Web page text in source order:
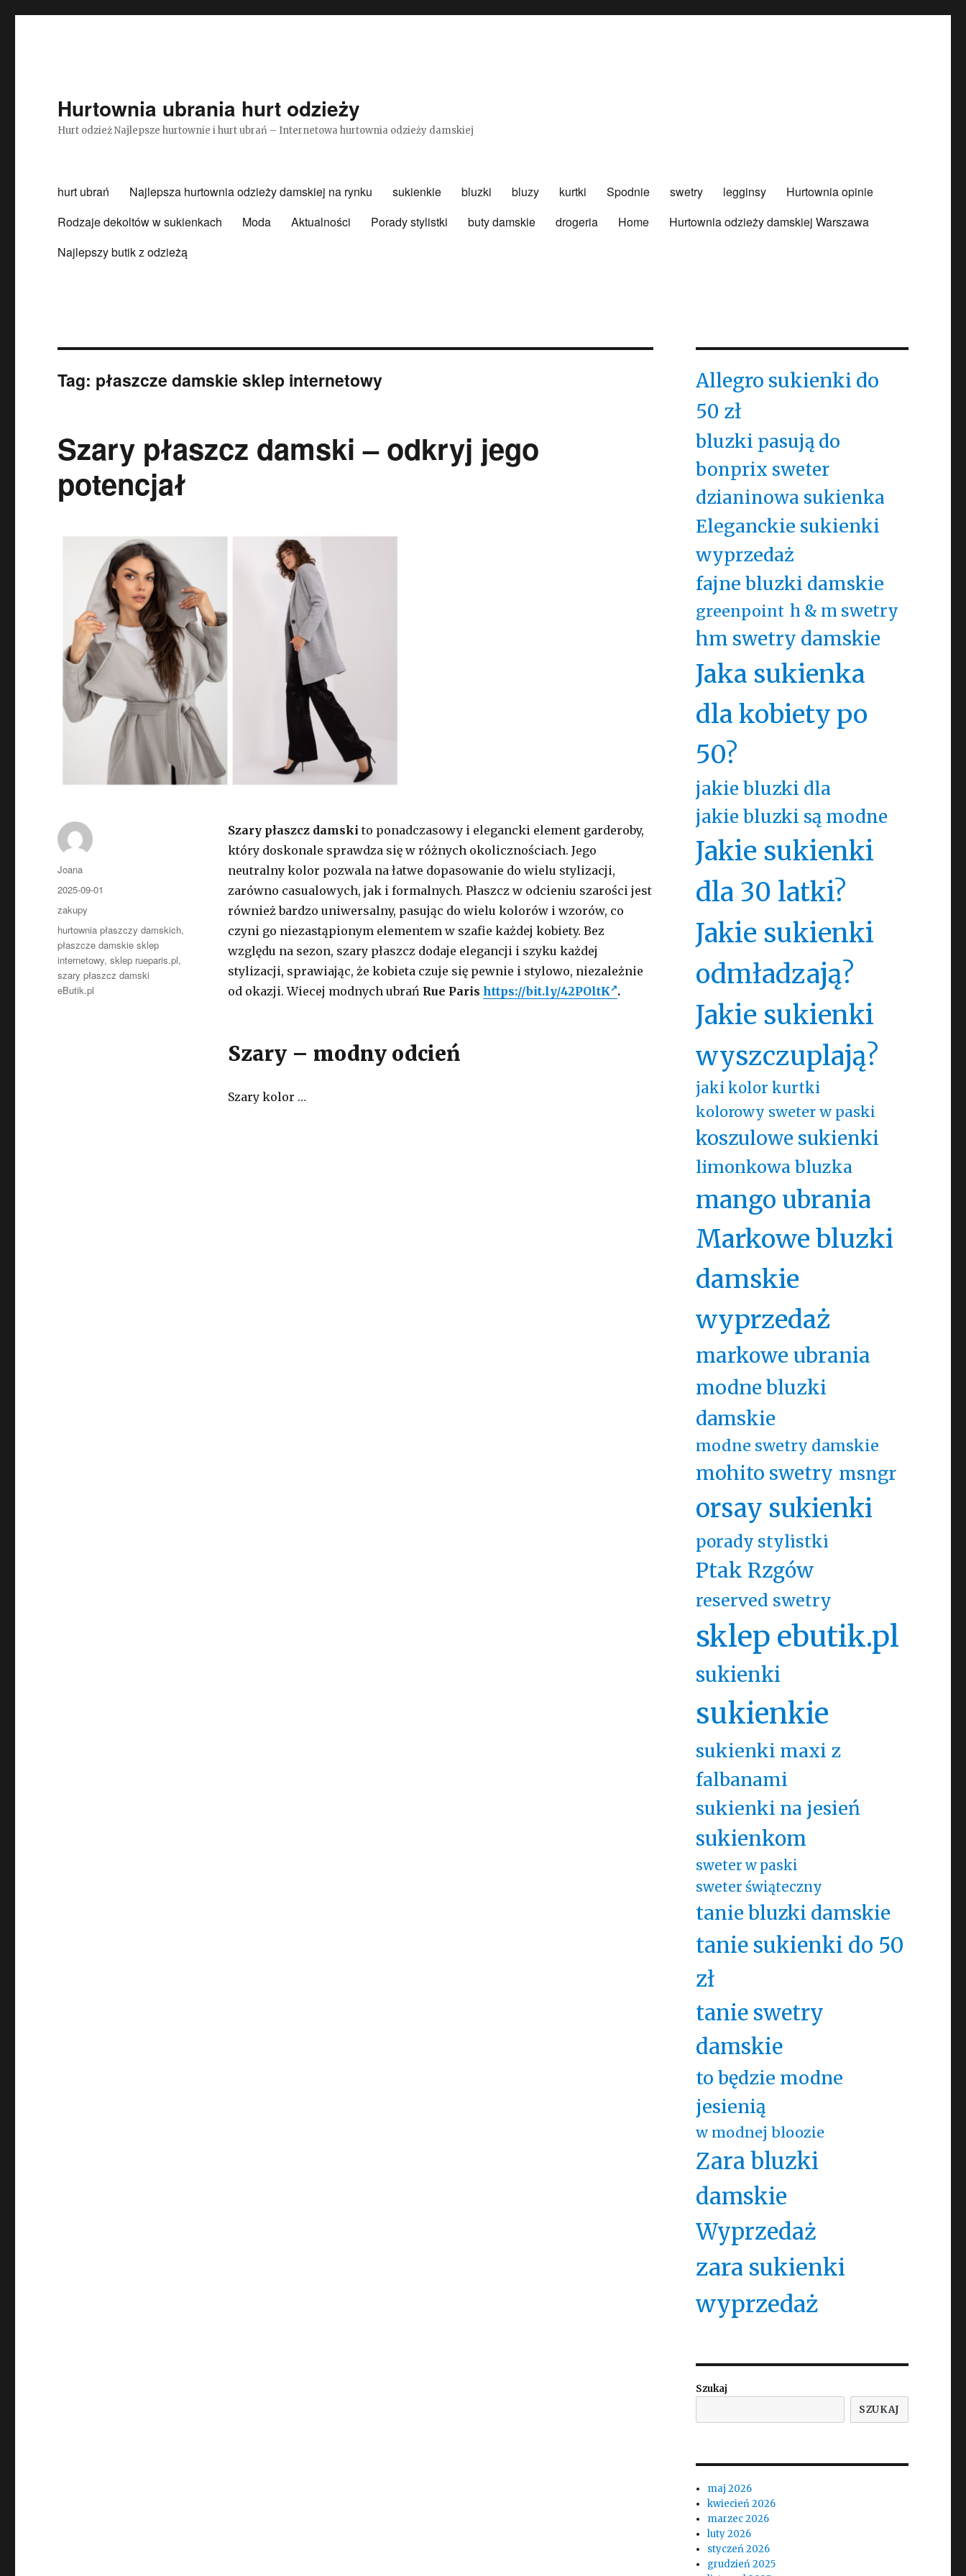
Hurtownia ubrania hurt odzieży
Hurt odzież Najlepsze hurtownie i hurt ubrań – Internetowa hurtownia odzieży damskiej
hurt ubrań Najlepsza hurtownia odzieży damskiej na rynku sukienkie bluzki bluzy kurtki Spodnie swetry legginsy
Hurtownia opinie
Rodzaje dekoltów w sukienkach
Moda Aktualności Porady stylistki buty damskie drogeria Home
Hurtownia odzieży damskiej Warszawa
Najlepszy butik z odzieżą
Tag: płaszcze damskie sklep internetowy
Szary płaszcz damski – odkryj jego
potencjał
Szary płaszcz damski to ponadczasowy i elegancki element garderoby,
który doskonale sprawdza się w różnych okolicznościach. Jego
neutralny kolor pozwala na łatwe dopasowanie do wielu stylizacji,
zarówno casualowych, jak i formalnych. Płaszcz w odcieniu szarości jest
również bardzo uniwersalny, pasując do wielu kolorów i wzorów, co
czyni go niezastąpionym elementem w szafie każdej kobiety. Bez
względu na sezon, szary płaszcz dodaje elegancji i szyku każdej
stylizacji, sprawiając, że kobieta czuje się pewnie i stylowo, niezależnie
od okazji. Wiecej modnych ubrańRue Paris https://bit.ly/42POltK .
Szary – modny odcień
Szary kolor …
Autor
Joana
Opublikowano
2025-09-01
Kategorie
zakupy
Tagi
hurtownia płaszczy damskich,
płaszcze damskie sklep
internetowy,sklep rueparis.pl,
szary płaszcz damski
eButik.pl
Allegro sukienki do
50 zł
bluzki pasują do
bonprix sweter
dzianinowa sukienka
Eleganckie sukienki
wyprzedaż
fajne bluzki damskie
greenpoint h & m swetry
hm swetry damskie
Jaka sukienka
dla kobiety po
50?
jakie bluzki dla
jakie bluzki są modne
Jakie sukienki
dla 30 latki?
Jakie sukienki
odmładzają?
Jakie sukienki
wyszczuplają?
jaki kolor kurtki
kolorowy sweter w paski
koszulowe sukienki
limonkowa bluzka
mango ubrania
Markowe bluzki
damskie
wyprzedaż
markowe ubrania
modne bluzki
damskie
modne swetry damskie
mohito swetry msngr
orsay sukienki
porady stylistki
Ptak Rzgów
reserved swetry
sklep ebutik.pl
sukienki
sukienkie
sukienki maxi z
falbanami
sukienki na jesień
sukienkom
sweter w paski
sweter świąteczny
tanie bluzki damskie
tanie sukienki do 50
zł
tanie swetry
damskie
to będzie modne
jesienią
w modnej bloozie
Zara bluzki
damskie
Wyprzedaż
zara sukienki
wyprzedaż
Szukaj
SZUKAJ
maj 2026
kwiecień 2026
marzec 2026
luty 2026
styczeń 2026
grudzień 2025